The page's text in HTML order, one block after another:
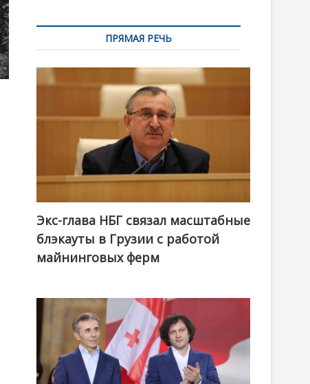
ПРЯМАЯ РЕЧЬ
Экс-глава НБГ связал масштабные
блэкауты в Грузии с работой
майнинговых ферм